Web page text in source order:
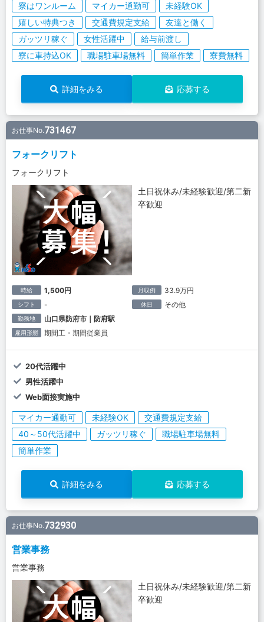
寮はワンルーム マイカー通勤可
未経験OK
嬉しい特典つき
交通費規定支給
友達と働く
ガッツリ稼ぐ
女性活躍中
給与前渡し
寮に車持込OK
職場駐車場無料 簡単作業 寮費無料
詳細をみる 応募する
お仕事No.731467
フォークリフト
フォークリフト
土日祝休み/未経験歓迎/第二新
卒歓迎
時給 1,500円 月収例 33.9万円
シフト - 休日 その他
勤務地 山口県防府市｜防府駅
雇用形態 期間工・期間従業員
20代活躍中
男性活躍中
Web面接実施中
マイカー通勤可 未経験OK
交通費規定支給
40～50代活躍中
ガッツリ稼ぐ
職場駐車場無料
簡単作業
詳細をみる 応募する
お仕事No.732930
営業事務
営業事務
土日祝休み/未経験歓迎/第二新
卒歓迎